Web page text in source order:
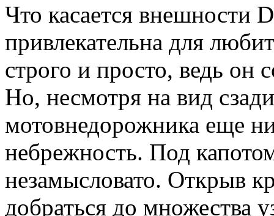
Что касается внешности
привлекательна для
строго и просто, ведь он
Но, несмотря на вид
мотовнедорожника еще
небрежность. Под
незамысловато. Открыв
добраться до множества